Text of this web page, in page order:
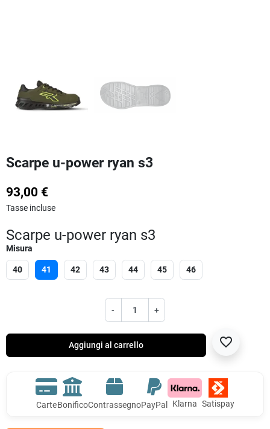
Scarpe u-power ryan s3
93,00 €
Tasse incluse
Scarpe u-power ryan s3
Misura
40 41 42 43 44 45 46
- +
Aggiungi al carrello favorite_border
CarteBonificoContrassegnoPayPal Klarna Satispay